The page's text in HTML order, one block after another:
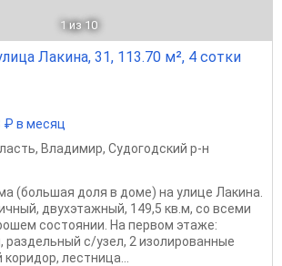
1 из 10
Лакина, 31, 113.70 м², 4 сотки
₽ в месяц
, Владимир, Судогодский р-н
(большая доля в доме) на улице Лакина.
двухэтажный, 149,5 кв.м, со всеми
состоянии. На первом этаже:
раздельный с/узел, 2 изолированные
лестница...